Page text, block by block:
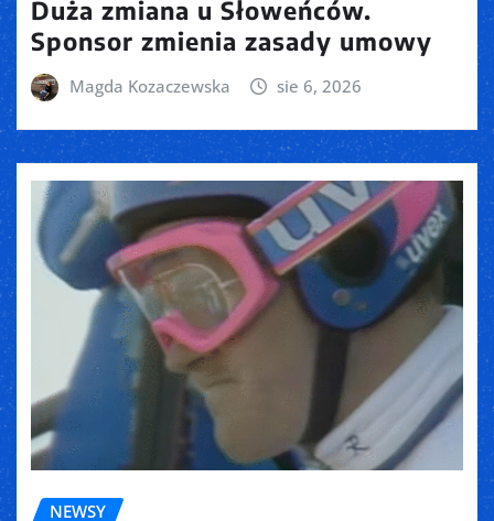
Duża zmiana u Słoweńców.
Sponsor zmienia zasady umowy
Magda Kozaczewska sie 6, 2026
NEWSY